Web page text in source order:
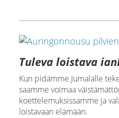
Tuleva loistava
Kun pidämme Jumalalle
saamme voimaa
koettelemuksissamme ja
loistavaan elämään.